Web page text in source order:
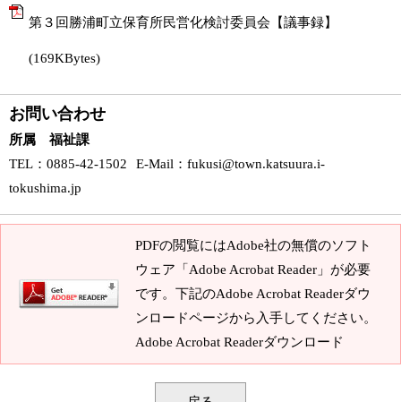
第３回勝浦町立保育所民営化検討委員会【議事録】
(169KBytes)
お問い合わせ
所属 福祉課
TEL ：0885-42-1502 E-Mail ： fukusi@town.katsuura.i-
tokushima.jp
PDFの閲覧にはAdobe社の無償のソフト
ウェア「Adobe Acrobat Reader」が必要
です。下記のAdobe Acrobat Readerダウ
ンロードページから入手してください。
Adobe Acrobat Readerダウンロード